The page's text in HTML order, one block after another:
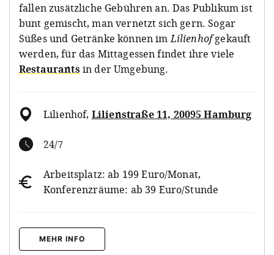
fallen zusätzliche Gebühren an. Das Publikum ist
bunt gemischt, man vernetzt sich gern. Sogar
Süßes und Getränke können imLilienhofgekauft
werden, für das Mittagessen findet ihre viele
Restaurants in der Umgebung.
Lilienhof, Lilienstraße 11, 20095 Hamburg
24/7
Arbeitsplatz: ab 199 Euro/Monat,
Konferenzräume: ab 39 Euro/Stunde
MEHR INFO